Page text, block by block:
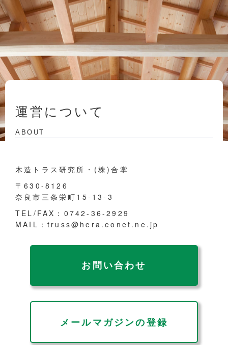
運営について
ABOUT
木造トラス研究所・(株)合掌
〒630-8126
奈良市三条栄町15-13-3
TEL/FAX：0742-36-2929
MAIL：truss@hera.eonet.ne.jp
お問い合わせ
メールマガジンの登録